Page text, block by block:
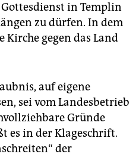
in Templin
zu dürfen. In dem
gegen das Land
auf eigene
sei vom Landesbetrieb
Gründe
es in der Klageschrift.
der